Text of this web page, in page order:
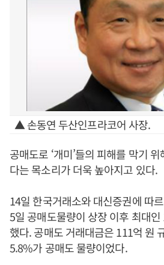
▲ 손동연 두산인프라코어 사장.
공매도로 ‘개미’들의 피해를 막기
다는 목소리가 더욱 높아지고 있다.
14일 한국거래소와 대신증권에 따
5일 공매도물량이 상장 이후 최대
했다. 공매도 거래대금은 111억 원
5.8%가 공매도 물량이었다.